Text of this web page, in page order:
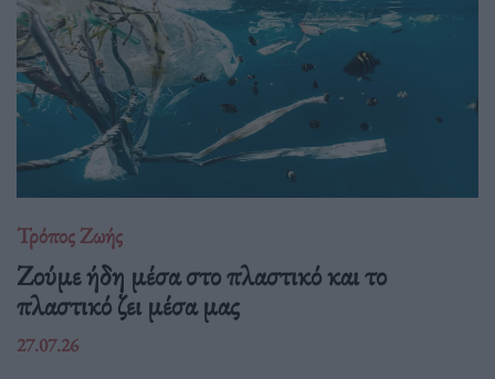
Τρόπος Ζωής
Ζούμε ήδη μέσα στο πλαστικό και το
πλαστικό ζει μέσα μας
27.07.26